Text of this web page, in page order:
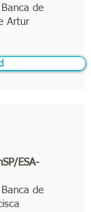
de
Artur
ESA-
de